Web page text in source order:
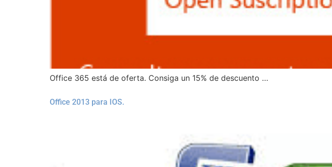
Office 365 está de oferta. Consiga un 15% de descuento …
Office 2013 para IOS.